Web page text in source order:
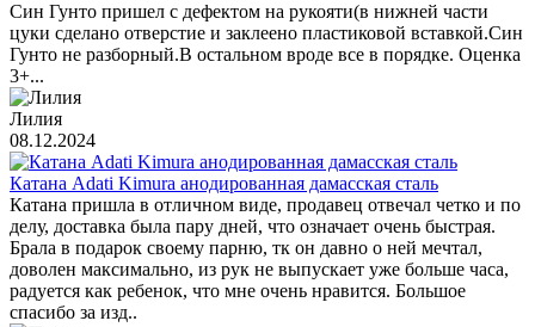
Син Гунто пришел с дефектом на рукояти(в нижней части
цуки сделано отверстие и заклеено пластиковой вставкой.Син
Гунто не разборный.В остальном вроде все в порядке. Оценка
3+...
Лилия
08.12.2024
Катана Adati Kimura анодированная дамасская сталь
Катана пришла в отличном виде, продавец отвечал четко и по
делу, доставка была пару дней, что означает очень быстрая.
Брала в подарок своему парню, тк он давно о ней мечтал,
доволен максимально, из рук не выпускает уже больше часа,
радуется как ребенок, что мне очень нравится. Большое
спасибо за изд..